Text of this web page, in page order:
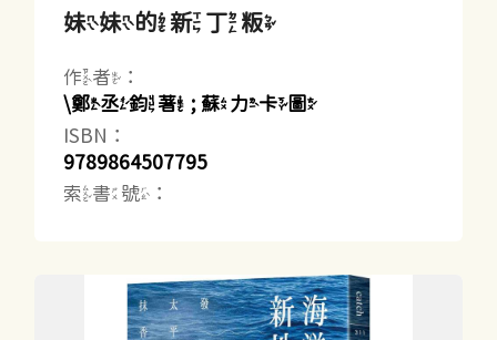
妹妹的新丁粄
作者：
\鄭丞鈞著 ; 蘇力卡圖
ISBN：
9789864507795
索書號：